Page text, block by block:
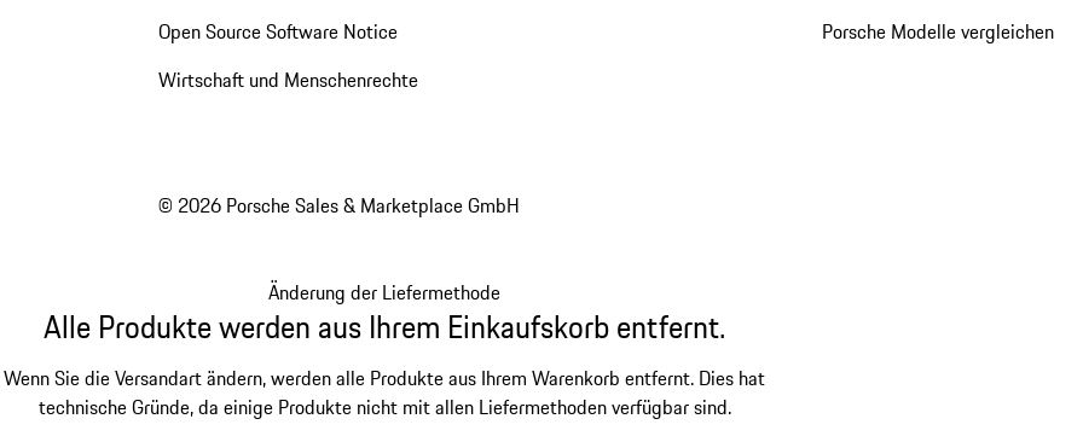
Open Source Software Notice
Wirtschaft und Menschenrechte
Porsche Modelle vergleichen
© 2026 Porsche Sales & Marketplace GmbH
Änderung der Liefermethode
Alle Produkte werden aus Ihrem Einkaufskorb entfernt.
Wenn Sie die Versandart ändern, werden alle Produkte aus Ihrem Warenkorb entfernt. Dies hat
technische Gründe, da einige Produkte nicht mit allen Liefermethoden verfügbar sind.